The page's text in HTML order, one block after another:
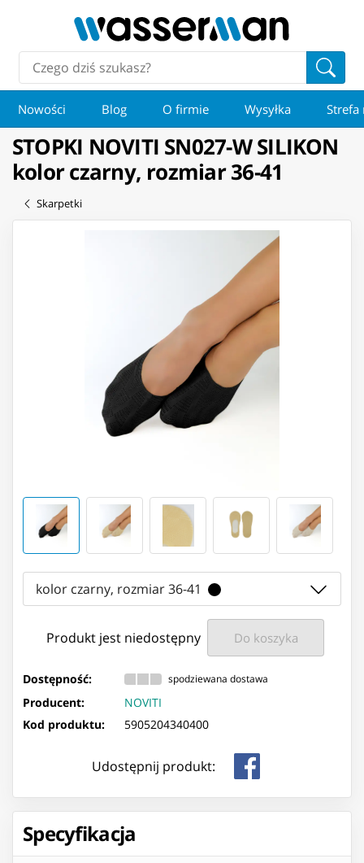
Nowości Blog O firmie Wysyłka Strefa
STOPKI NOVITI SN027-W SILIKON
kolor czarny, rozmiar 36-41
Skarpetki
kolor czarny, rozmiar 36-41
Produkt jest niedostępny Do koszyka
Dostępność: spodziewana dostawa
Producent:
NOVITI
Kod produktu:
5905204340400
Udostępnij produkt:
Specyfikacja